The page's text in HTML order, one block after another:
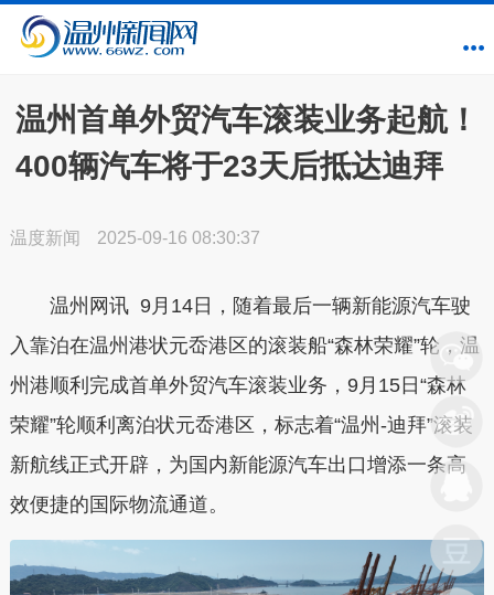
温州首单外贸汽车滚装业务起航！
400辆汽车将于23天后抵达迪拜
温度新闻 2025-09-16 08:30:37
温州网讯 9月14日，随着最后一辆新能源汽车驶
入靠泊在温州港状元岙港区的滚装船“森林荣耀”轮，温
州港顺利完成首单外贸汽车滚装业务，9月15日“森林
荣耀”轮顺利离泊状元岙港区，标志着“温州-迪拜”滚装
新航线正式开辟，为国内新能源汽车出口增添一条高
效便捷的国际物流通道。